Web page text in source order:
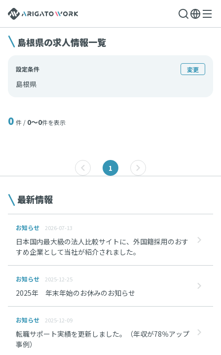
島根県の求人情報一覧
設定条件 変更
島根県
0 件 / 0〜0件を表示
1
最新情報
お知らせ 2026-07-13
日本国内最大級の法人比較サイトに、外国籍採用のおす
すめ企業として当社が紹介されました。
お知らせ 2025-12-25
2025年 年末年始のお休みのお知らせ
お知らせ 2025-12-09
転職サポート実績を更新しました。（年収が78％アップ
事例）